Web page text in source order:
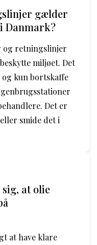
gælder
Danmark?
og retningslinjer
miljøet. Det
kun bortskaffe
Det er
smide det i
at olie
at have klare